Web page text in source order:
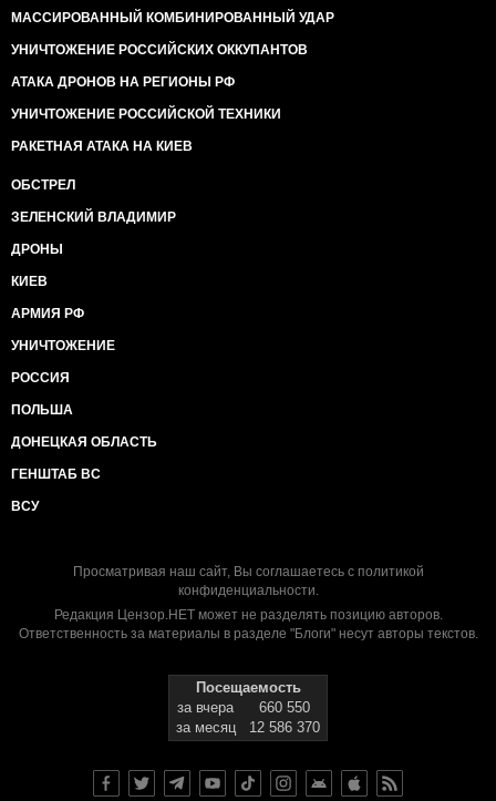
МАССИРОВАННЫЙ КОМБИНИРОВАННЫЙ УДАР
УНИЧТОЖЕНИЕ РОССИЙСКИХ ОККУПАНТОВ
АТАКА ДРОНОВ НА РЕГИОНЫ РФ
УНИЧТОЖЕНИЕ РОССИЙСКОЙ ТЕХНИКИ
РАКЕТНАЯ АТАКА НА КИЕВ
ОБСТРЕЛ
ЗЕЛЕНСКИЙ ВЛАДИМИР
ДРОНЫ
КИЕВ
АРМИЯ РФ
УНИЧТОЖЕНИЕ
РОССИЯ
ПОЛЬША
ДОНЕЦКАЯ ОБЛАСТЬ
ГЕНШТАБ ВС
ВСУ
Просматривая наш сайт, Вы соглашаетесь с политикой
конфиденциальности.
Редакция Цензор.НЕТ может не разделять позицию авторов.
Ответственность за материалы в разделе "Блоги" несут авторы текстов.
Посещаемость
за вчера
660 550
за месяц
12 586 370